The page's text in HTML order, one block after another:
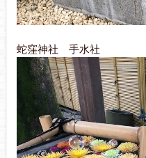
蛇窪神社 手水社